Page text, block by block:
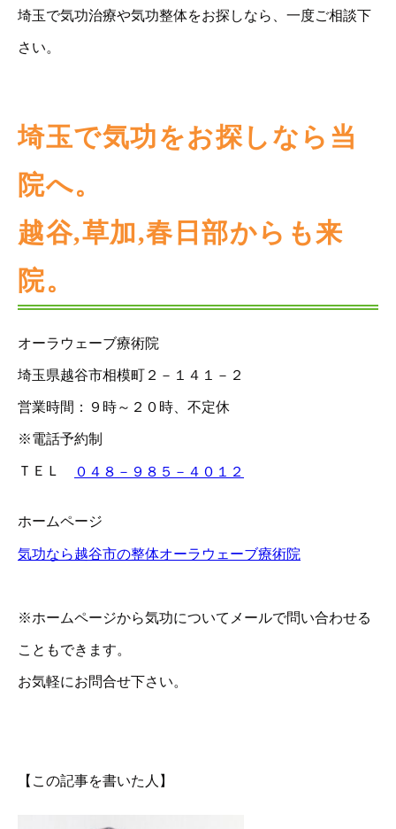
埼玉で気功治療や気功整体をお探しなら、一度ご相談下
さい。
埼玉で気功をお探しなら当
院へ。
越谷,草加,春日部からも来
院。
オーラウェーブ療術院
埼玉県越谷市相模町２－１４１－２
営業時間：９時～２０時、不定休
※電話予約制
ＴＥＬ ０４８－９８５－４０１２
ホームページ
気功なら越谷市の整体オーラウェーブ療術院
※ホームページから気功についてメールで問い合わせる
こともできます。
お気軽にお問合せ下さい。
【この記事を書いた人】